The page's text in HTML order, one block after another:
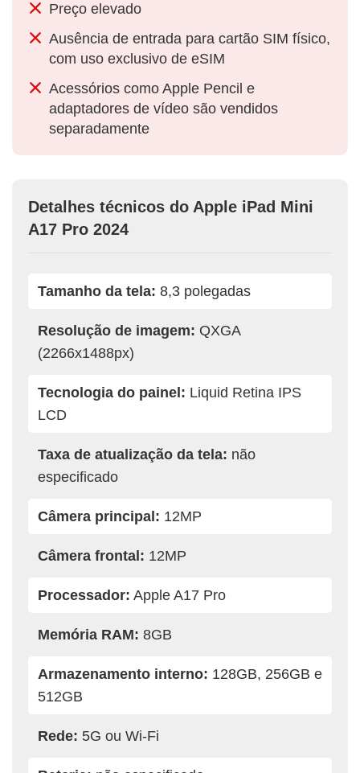
Preço elevado
Ausência de entrada para cartão SIM físico,
com uso exclusivo de eSIM
Acessórios como Apple Pencil e
adaptadores de vídeo são vendidos
separadamente
Detalhes técnicos do Apple iPad Mini
A17 Pro 2024
Tamanho da tela: 8,3 polegadas
Resolução de imagem: QXGA
(2266x1488px)
Tecnologia do painel: Liquid Retina IPS
LCD
Taxa de atualização da tela: não
especificado
Câmera principal: 12MP
Câmera frontal: 12MP
Processador: Apple A17 Pro
Memória RAM: 8GB
Armazenamento interno: 128GB, 256GB e
512GB
Rede: 5G ou Wi-Fi